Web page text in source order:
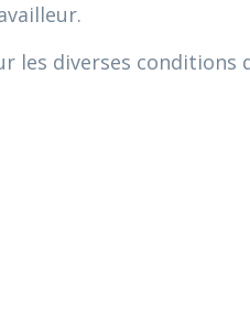
les diverses conditions